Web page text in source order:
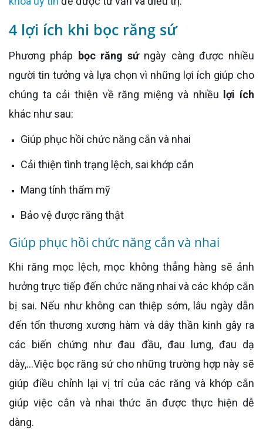
4 lợi ích khi bọc răng sứ
Phương pháp bọc răng sứngày càng được nhiều
người tin tưởng và lựa chọn vì những lợi ích giúp cho
chúng ta cải thiện về răng miệng và nhiều lợi ích
khác như sau:
Giúp phục hồi chức năng cắn và nhai
Cải thiện tình trạng lệch, sai khớp cắn
Mang tính thẩm mỹ
Bảo vệ được răng thật
Giúp phục hồi chức năng cắn và nhai
Khi răng mọc lệch, mọc không thẳng hàng sẽ ảnh
hưởng trực tiếp đến chức năng nhai và các khớp cắn
bị sai. Nếu như không can thiệp sớm, lâu ngày dẫn
đến tổn thương xương hàm và dây thần kinh gây ra
các biến chứng như đau đầu, đau lưng, đau dạ
dày,...Việc bọc răng sứ cho những trường hợp này sẽ
giúp điều chỉnh lại vị trí của các răng và khớp cắn
giúp việc cắn và nhai thức ăn được thực hiện dễ
dàng.